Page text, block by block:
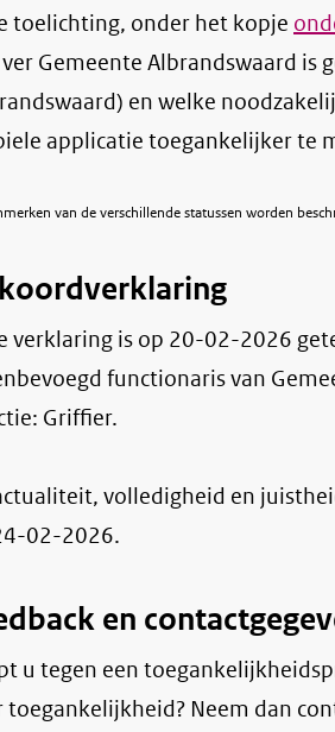
toelichting, onder het kopje
Gemeente Albrandswaard is
en welke
applicatie toegankelijker te
van de verschillende statussen worden
verklaring is op 20-02-2026
functionaris van
Griffier.
volledigheid en
02-2026.
en
u tegen een
toegankelijkheid? Neem dan